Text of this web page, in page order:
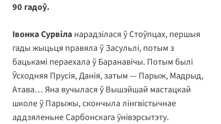
90 гадоў.
Івонка Сурвіла нарадзілася ў Стоўпцах, першыя
гады жыцьця правяла ў Засульлі, потым з
бацькамі пераехала ў Баранавічы. Потым былі
Ўсходняя Прусія, Данія, затым — Парыж, Мадрыд,
Атава… Яна вучылася ў Вышэйшай мастацкай
школе ў Парыжы, скончыла лінгвістычнае
аддзяленьне Сарбонскага ўнівэрсытэту.